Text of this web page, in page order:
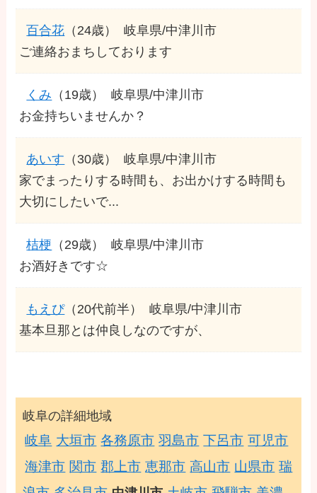
百合花 （24歳）
岐阜県/中津川市
ご連絡おまちしております
くみ （19歳）
岐阜県/中津川市
お金持ちいませんか？
あいす （30歳）
岐阜県/中津川市
家でまったりする時間も、お出かけする時間も
大切にしたいで...
桔梗 （29歳）
岐阜県/中津川市
お酒好きです☆
もえぴ（20代前半）
岐阜県/中津川市
基本旦那とは仲良しなのですが、
岐阜の詳細地域
岐阜 大垣市 各務原市 羽島市 下呂市 可児市
海津市 関市 郡上市 恵那市 高山市 山県市 瑞